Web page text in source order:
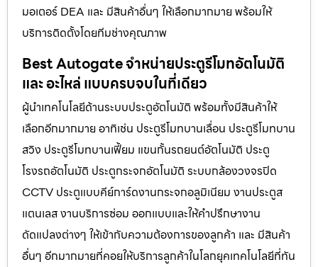
มอเตอร์ DEA และ มีสินค้าอื่นๆ ให้เลือกมากมาย พร้อมให้
บริการติดตั้งโดยทีมช่างคุณภาพ
Best Autogate จำหน่ายประตูรีโมทอัตโนมัติ
และ อะไหล่ แบบครบจบในที่เดียว
ผู้นำเทคโนโลยีด้านระบบประตูอัตโนมัติ พร้อมทั้งมีสินค้าให้
เลือกอีกมากมาย อาทิเช่น ประตูรีโมทบานเลื่อน ประตูรีโมทบาน
สวิง ประตูรีโมทบานเฟี้ยม แขนกั้นรถยนต์อัตโนมัติ ประตู
โรงรถอัตโนมัติ ประตูกระจกอัตโนมัติ ระบบกล้องวงจรปิด
CCTV ประตูแบบคีย์การ์ดงานกระจกอลูมิเนียม งานประตูส
แตนเลส งานบริการซ่อม ออกแบบและให้คำปรึกษางาน
ดัดแปลงต่างๆ ให้เข้ากับความต้องการของลูกค้า และ มีสินค้า
อื่นๆ อีกมากมายที่คอยให้บริการลูกค้าในโลกยุคเทคโนโลยีที่ทัน